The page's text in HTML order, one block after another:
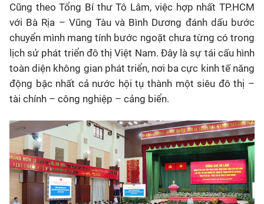
Cũng theo Tổng Bí thư Tô Lâm, việc hợp nhất TP.HCM
với Bà Rịa – Vũng Tàu và Bình Dương đánh dấu bước
chuyển mình mang tính bước ngoặt chưa từng có trong
lịch sử phát triển đô thị Việt Nam. Đây là sự tái cấu hình
toàn diện không gian phát triển, nơi ba cực kinh tế năng
động bậc nhất cả nước hội tụ thành một siêu đô thị –
tài chính – công nghiệp – cảng biển.